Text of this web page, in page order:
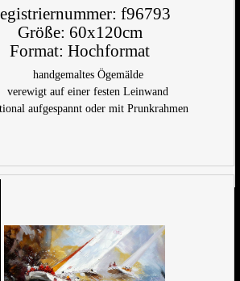
f96793
Größe: 60x120cm
Format: Hochformat
handgemaltes Ögemälde
verewigt auf einer festen Leinwand
aufgespannt oder mit Prunkrahmen